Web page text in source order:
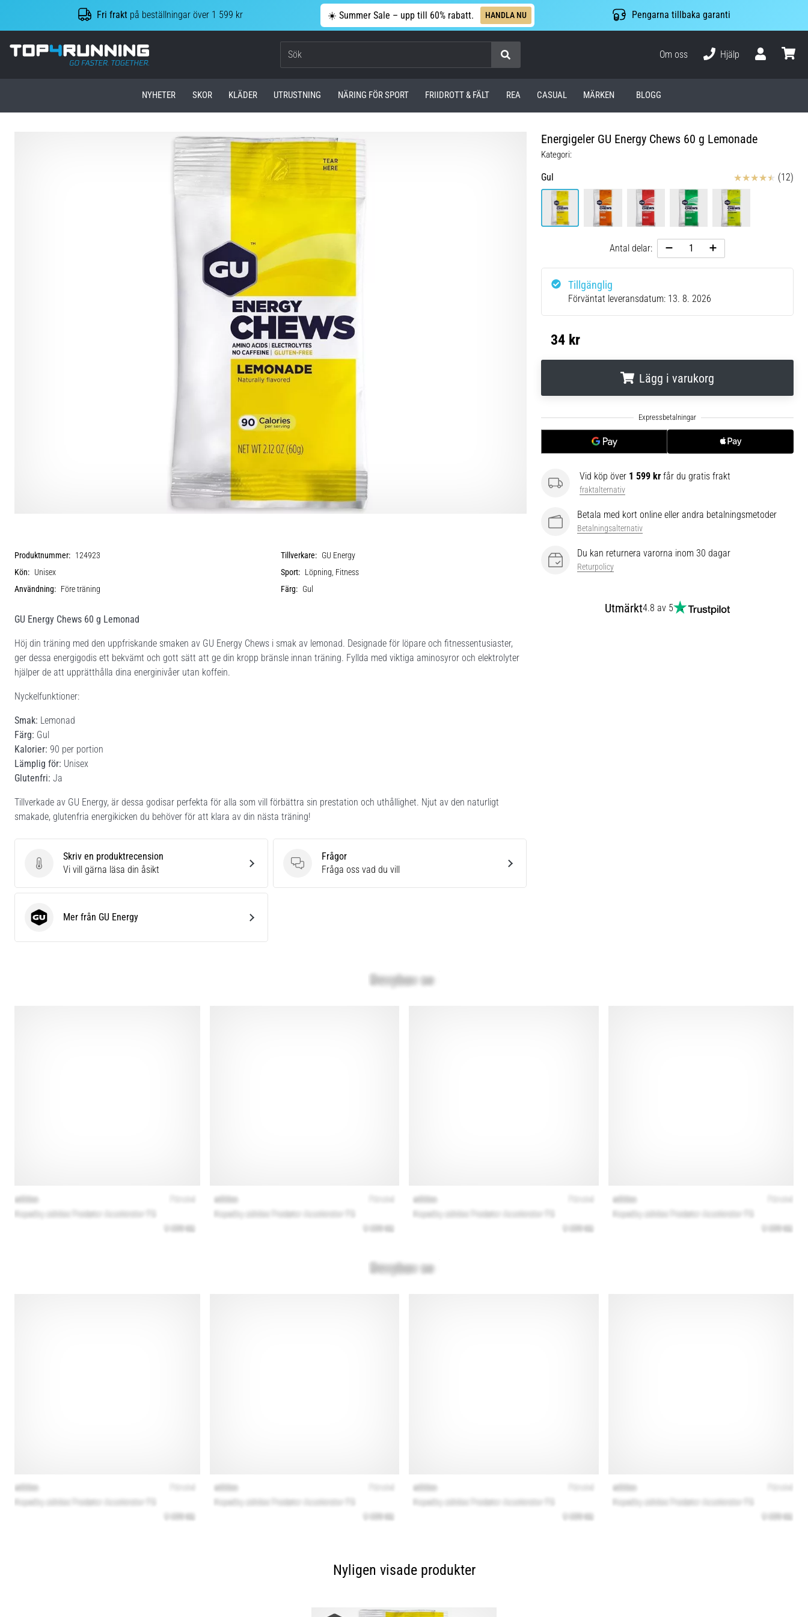
Fri frakt på beställningar över 1 599 kr ☀️ Summer Sale – upp till 60% rabatt. HANDLA NU Pengarna tillbaka garanti
Top4Running.se
Om oss
Hjälp
NYHETER SKOR KLÄDER UTRUSTNING NÄRING FÖR SPORT FRIIDROTT & FÄLT REA CASUAL MÄRKEN BLOGG
Energigeler GU Energy Chews 60 g Lemonade
Kategori:
Gul Recensioner (12)
Antal delar:
Tillgänglig
Förväntat leveransdatum: 13. 8. 2026
34 kr
Lägg i varukorg
Vid köp över 1 599 kr får du gratis frakt
fraktalternativ
Betala med kort online eller andra betalningsmetoder
Betalningsalternativ
Du kan returnera varorna inom 30 dagar
Returpolicy
Utmärkt4.8 av 5
Produktnummer: 124923 Tillverkare: GU Energy
Kön: Unisex Sport: Löpning, Fitness
Användning: Före träning Färg: Gul
GU Energy Chews 60 g Lemonad
Höj din träning med den uppfriskande smaken av GU Energy Chews i smak av lemonad. Designade för löpare och fitnessentusiaster,
ger dessa energigodis ett bekvämt och gott sätt att ge din kropp bränsle innan träning. Fyllda med viktiga aminosyror och elektrolyter
hjälper de att upprätthålla dina energinivåer utan koffein.
Nyckelfunktioner:
Smak: Lemonad
Färg: Gul
Kalorier: 90 per portion
Lämplig för: Unisex
Glutenfri: Ja
Tillverkade av GU Energy, är dessa godisar perfekta för alla som vill förbättra sin prestation och uthållighet. Njut av den naturligt
smakade, glutenfria energikicken du behöver för att klara av din nästa träning!
Skriv en produktrecension
Skriv en produktrecension
Vi vill gärna läsa din åsikt
Frågor
Frågor
Fråga oss vad du vill
GU EnergyMer från GU Energy
Nyligen visade produkter